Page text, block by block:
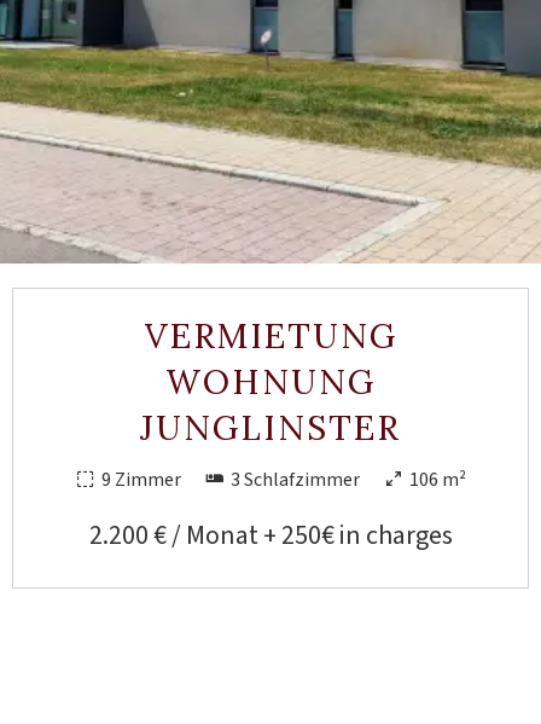
VERMIETUNG
WOHNUNG
JUNGLINSTER
9 Zimmer 3 Schlafzimmer 106 m²
2.200 € / Monat + 250€ in charges